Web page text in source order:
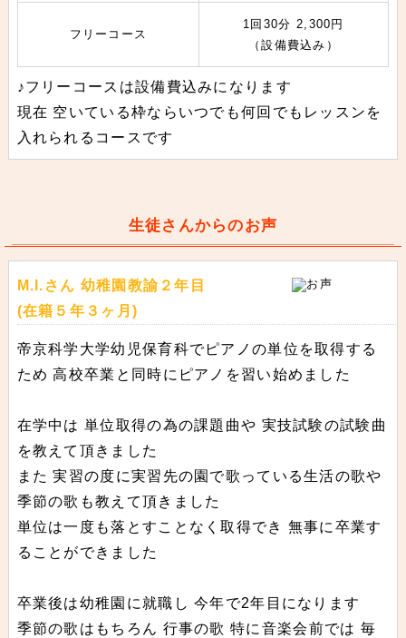
フリーコース
1回30分 2,300円
（設備費込み）
♪フリーコースは設備費込みになります
現在 空いている枠ならいつでも何回でもレッスンを
入れられるコースです
生徒さんからのお声
M.I.さん 幼稚園教諭２年目
(在籍５年３ヶ月)
帝京科学大学幼児保育科でピアノの単位を取得する
ため 高校卒業と同時にピアノを習い始めました
在学中は 単位取得の為の課題曲や 実技試験の試験曲
を教えて頂きました
また 実習の度に実習先の園で歌っている生活の歌や
季節の歌も教えて頂きました
単位は一度も落とすことなく取得でき 無事に卒業す
ることができました
卒業後は幼稚園に就職し 今年で2年目になります
季節の歌はもちろん 行事の歌 特に音楽会前では 毎